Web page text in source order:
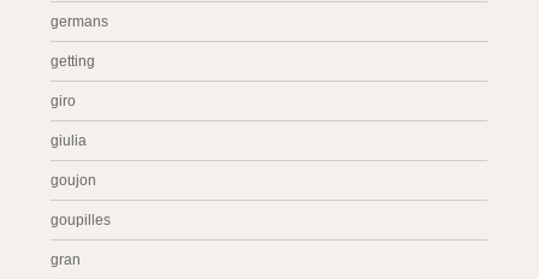
germans
getting
giro
giulia
goujon
goupilles
gran